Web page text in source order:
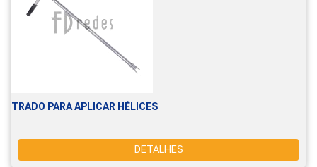
TRADO PARA APLICAR HÉLICES
DETALHES